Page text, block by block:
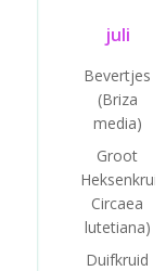
juli
Bevertjes
(Briza
media)
Groot
Heksenkruid
Circaea
lutetiana)
Duifkruid